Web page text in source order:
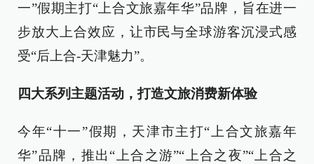
一”假期主打“上合文旅嘉年华”品牌，旨在进一
步放大上合效应，让市民与全球游客沉浸式感
受“后上合-天津魅力”。
四大系列主题活动，打造文旅消费新体验
今年“十一”假期，天津市主打“上合文旅嘉年
华”品牌，推出“上合之游”“上合之夜”“上合之